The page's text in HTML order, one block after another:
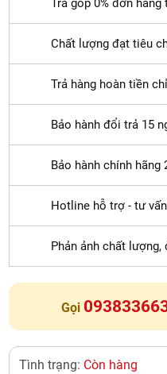
Trả góp 0% đơn hàng
Chất lượng đạt tiêu
Trả hàng hoàn tiền
Bảo hành đổi trả 15
Bảo hành chính hãng
Hotline hỗ trợ - tư
Phản ảnh chất lượng,
Gọi
Tình trạng: Còn hàng